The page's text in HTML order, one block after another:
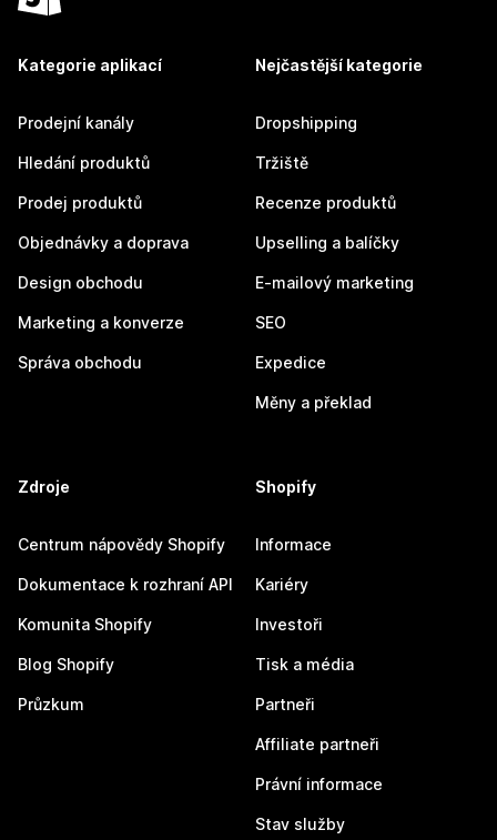
Kategorie aplikací
Prodejní kanály
Hledání produktů
Prodej produktů
Objednávky a doprava
Design obchodu
Marketing a konverze
Správa obchodu
Nejčastější kategorie
Dropshipping
Tržiště
Recenze produktů
Upselling a balíčky
E-mailový marketing
SEO
Expedice
Měny a překlad
Zdroje
Centrum nápovědy Shopify
Dokumentace k rozhraní API
Komunita Shopify
Blog Shopify
Průzkum
Shopify
Informace
Kariéry
Investoři
Tisk a média
Partneři
Affiliate partneři
Právní informace
Stav služby